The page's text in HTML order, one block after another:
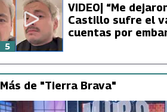
VIDEO| “Me
Castillo sufre el
cuentas por
5
Más de "Tierra Brava"